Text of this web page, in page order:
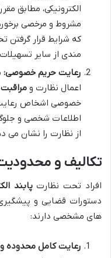
الکترونیکی، مطابق
مشروط و مرخصی
که شرایط قرار گرفتن
مندی از سایر
رعایت حریم خصوصی:
اعمال نظارت و مراقبت
خصوصی اشخاص
اطلاعات شخصی و
از نظارت را نشان می
تکالیف و
افراد تحت نظارتپابند
دستورات قضایی و
های مشخصی دارند:
رعایت کامل محدوده